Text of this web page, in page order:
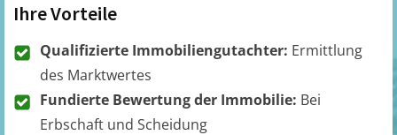
Ihre Vorteile
Qualifizierte Immobiliengutachter: Ermittlung
des Marktwertes
Fundierte Bewertung der Immobilie: Bei
Erbschaft und Scheidung